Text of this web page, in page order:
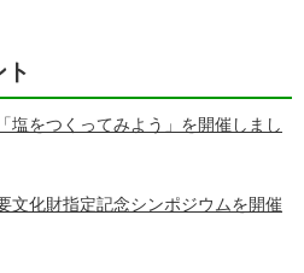
塩をつくってみよう」を開催しまし
文化財指定記念シンポジウムを開催